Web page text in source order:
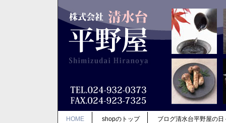
HOME shopのトップ ブログ清水台平野屋の日